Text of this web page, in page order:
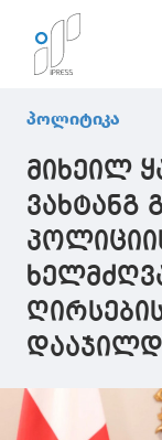
პოლიტიკა
მიხეილ
ვახტანგ